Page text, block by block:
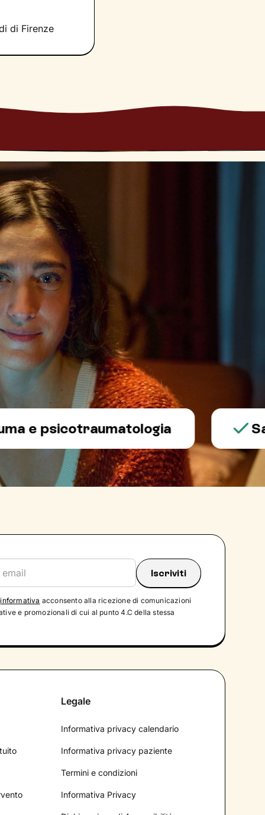
processi
nuovo
di Firenze
psicotraumatologia Salute
informativa acconsento alla ricezione di comunicazioni
e promozionali di cui al punto 4.C della stessa
Legale
Informativa privacy calendario
Informativa privacy paziente
Termini e condizioni
Informativa Privacy